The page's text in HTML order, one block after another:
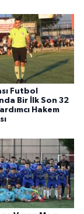
Futbol
Bir İlk Son 32
Hakem